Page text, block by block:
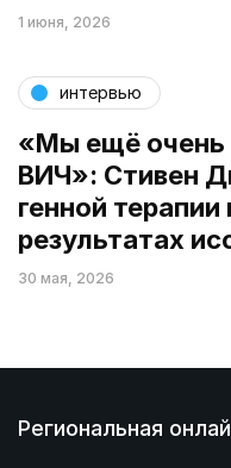
1 июня, 2026
интервью
«Мы ещё очень
ВИЧ»: Стивен
генной терапии
результатах
30 мая, 2026
Региональная